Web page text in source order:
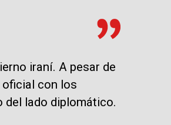
iraní. A pesar de
con los
del lado diplomático.